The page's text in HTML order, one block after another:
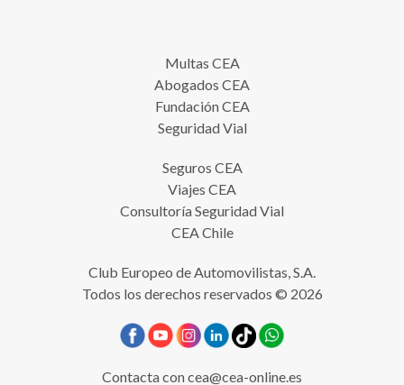
Multas CEA
Abogados CEA
Fundación CEA
Seguridad Vial
Seguros CEA
Viajes CEA
Consultoría Seguridad Vial
CEA Chile
Club Europeo de Automovilistas, S.A.
Todos los derechos reservados © 2026
Contacta concea@cea-online.es